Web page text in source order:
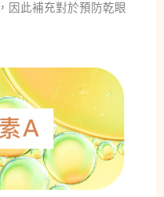
因此補充對於預防乾眼